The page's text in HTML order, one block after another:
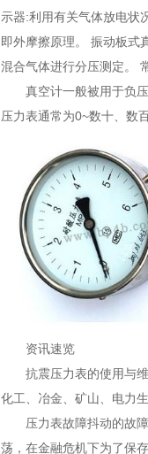
示器:利用有关气体放电状
即外摩擦原理。 振动板式
混合气体进行分压测定。
真空计一般被用于负
压力表通常为0~数十、数
资讯速览
抗震压力表的使用与
化工、冶金、矿山、电力
压力表故障抖动的故
荡，在金融危机下为了保